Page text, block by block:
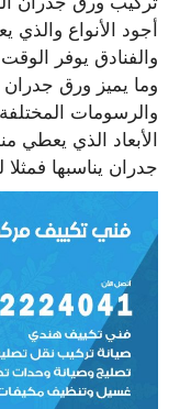
أجود الأنواع والذي
والفنادق يوفر
وما يميز ورق جدران
والرسومات المختلفة
الأبعاد الذي
جدران يناسبها